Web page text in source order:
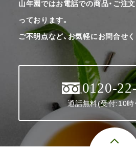
山年園ではお電話での商品・ご注
っております。
ご不明点など、お気軽にお問合せ
0120-
通話無料(受付:10